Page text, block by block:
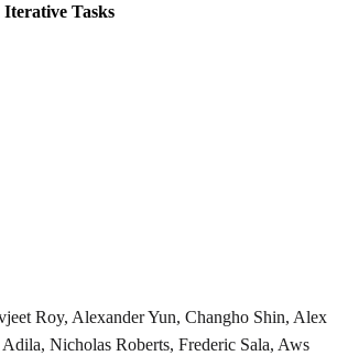
Tasks
Roy, Alexander Yun, Changho Shin, Alex
Nicholas Roberts, Frederic Sala, Aws